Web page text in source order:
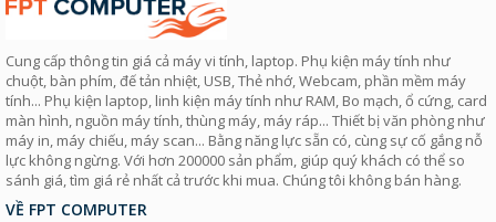
Cung cấp thông tin giá cả máy vi tính, laptop. Phụ kiện máy tính như
chuột, bàn phím, đế tản nhiệt, USB, Thẻ nhớ, Webcam, phần mềm máy
tính... Phụ kiện laptop, linh kiện máy tính như RAM, Bo mạch, ổ cứng, card
màn hình, nguồn máy tính, thùng máy, máy ráp... Thiết bị văn phòng như
máy in, máy chiếu, máy scan... Bằng năng lực sẵn có, cùng sự cố gắng nỗ
lực không ngừng. Với hơn 200000 sản phẩm, giúp quý khách có thể so
sánh giá, tìm giá rẻ nhất cả trước khi mua. Chúng tôi không bán hàng.
VỀ FPT COMPUTER